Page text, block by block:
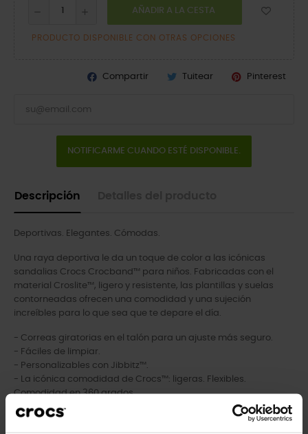
AÑADIR A LA CESTA
PRODUCTO DISPONIBLE CON OTRAS OPCIONES
Compartir Tuitear Pinterest
NOTIFICARME CUANDO ESTÉ DISPONIBLE.
Descripción
Deportivas. Elegantes. Cómodas.
Una raya deportiva le da un toque de color a las icónicas
sandalias Crocs Crocband™ para niños. Fabricadas con el
material Croslite™, ligero y resistente, las plantillas y suelas
contorneadas ofrecen una comodidad y una sujeción
increíbles para lo que sea que te depare el día.
- Correas giratorias en el talón para un ajuste más seguro.
- Fáciles de limpiar.
- Personalizables con Jibbitz™.
- La icónica comodidad de Crocs™: ligeras. Flexibles.
Comodidad en 360 grados.